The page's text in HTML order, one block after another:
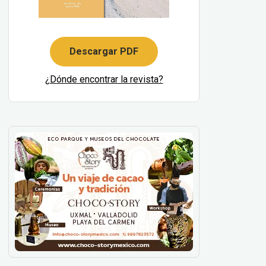
Descargar PDF
¿Dónde encontrar la revista?